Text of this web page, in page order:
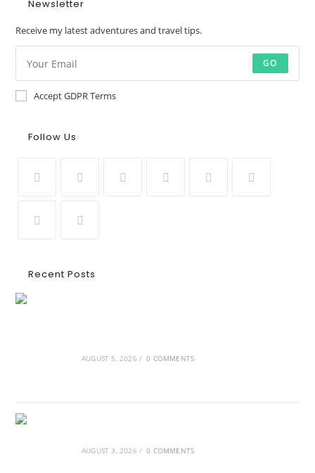
Newsletter
Receive my latest adventures and travel tips.
GO
Accept GDPR Terms
Follow Us
Recent Posts
AUGUST 5, 2026 / 0 COMMENTS
AUGUST 3, 2026 / 0 COMMENTS